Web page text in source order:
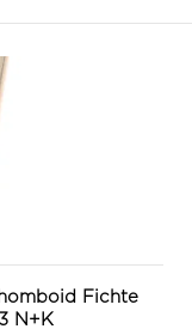
Fichte
N+K